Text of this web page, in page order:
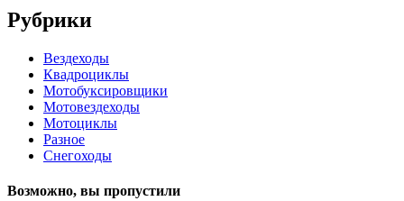
Рубрики
Вездеходы
Квадроциклы
Мотобуксировщики
Мотовездеходы
Мотоциклы
Разное
Снегоходы
Возможно, вы пропустили